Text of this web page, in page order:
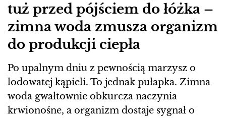
tuż przed pójściem do łóżka –
zimna woda zmusza organizm
do produkcji ciepła
Po upalnym dniu z pewnością marzysz o
lodowatej kąpieli. To jednak pułapka. Zimna
woda gwałtownie obkurcza naczynia
krwionośne, a organizm dostaje sygnał o